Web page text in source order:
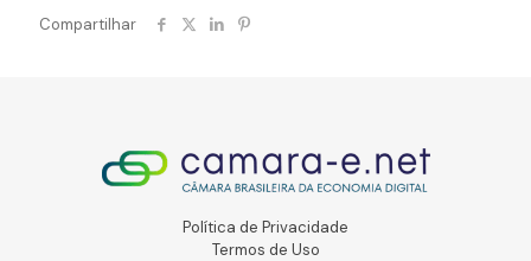
Compartilhar
Política de Privacidade
Termos de Uso